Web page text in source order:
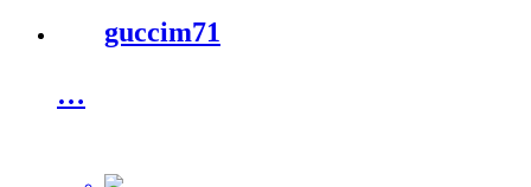
guccim71
…